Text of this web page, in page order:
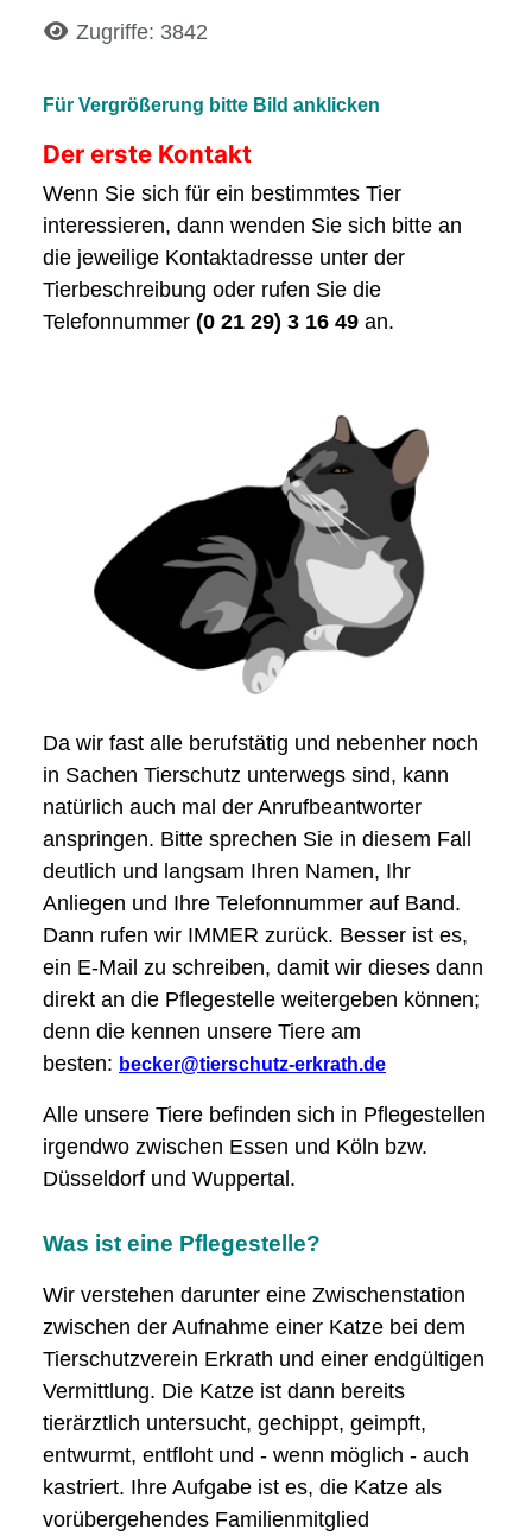
DetailsZugriffe: 3842
Für Vergrößerung bitte Bild anklicken
Der erste Kontakt
Wenn Sie sich für ein bestimmtes Tier
interessieren, dann wenden Sie sich bitte an
die jeweilige Kontaktadresse unter der
Tierbeschreibung oder rufen Sie die
Telefonnummer (0 21 29) 3 16 49 an.
Da wir fast alle berufstätig und nebenher noch
in Sachen Tierschutz unterwegs sind, kann
natürlich auch mal der Anrufbeantworter
anspringen. Bitte sprechen Sie in diesem Fall
deutlich und langsam Ihren Namen, Ihr
Anliegen und Ihre Telefonnummer auf Band.
Dann rufen wir IMMER zurück. Besser ist es,
ein E-Mail zu schreiben, damit wir dieses dann
direkt an die Pflegestelle weitergeben können;
denn die kennen unsere Tiere am
besten: becker@tierschutz-erkrath.de
Alle unsere Tiere befinden sich in Pflegestellen
irgendwo zwischen Essen und Köln bzw.
Düsseldorf und Wuppertal.
Was ist eine Pflegestelle?
Wir verstehen darunter eine Zwischenstation
zwischen der Aufnahme einer Katze bei dem
Tierschutzverein Erkrath und einer endgültigen
Vermittlung. Die Katze ist dann bereits
tierärztlich untersucht, gechippt, geimpft,
entwurmt, entfloht und - wenn möglich - auch
kastriert. Ihre Aufgabe ist es, die Katze als
vorübergehendes Familienmitglied